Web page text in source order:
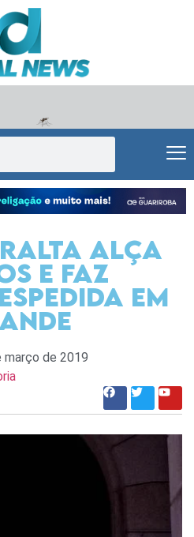
alça
e faz
em
março de 2019